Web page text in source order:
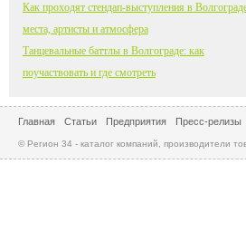
Как проходят стендап-выступления в
места, артисты и атмосфера
Танцевальные баттлы в Волгограде: как
поучаствовать и где смотреть
Главная Статьи Предприятия Пресс-релизы
© Регион 34 - каталог компаний, производители